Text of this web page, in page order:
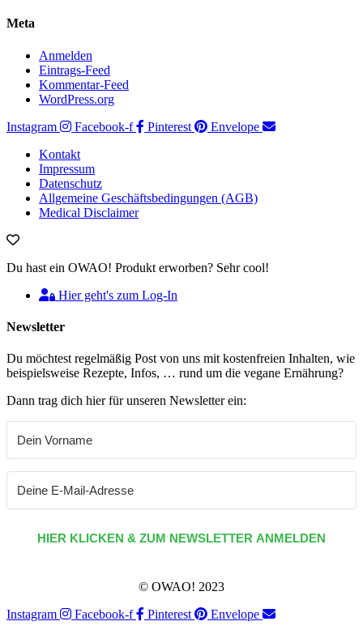
Meta
Anmelden
Eintrags-Feed
Kommentar-Feed
WordPress.org
Instagram
Facebook-f Pinterest
Envelope
Kontakt
Impressum
Datenschutz
Allgemeine Geschäftsbedingungen (AGB)
Medical Disclaimer
Du hast ein OWAO! Produkt erworben? Sehr cool!
Hier geht's zum Log-In
Newsletter
Du möchtest regelmäßig Post von uns mit kostenfreien Inhalten, wie
beispielsweise Rezepte, Infos, … rund um die vegane Ernährung?
Dann trag dich hier für unseren Newsletter ein:
HIER KLICKEN & ZUM NEWSLETTER ANMELDEN
© OWAO! 2023
Instagram
Facebook-f Pinterest
Envelope